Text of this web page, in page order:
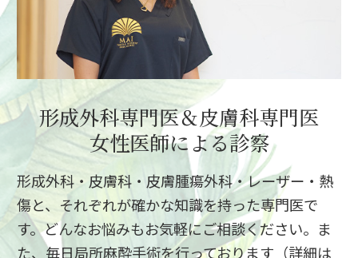
形成外科専門医＆皮膚科専門医
女性医師による診察
形成外科・皮膚科・皮膚腫瘍外科・レーザー・熱
傷と、それぞれが確かな知識を持った専門医で
す。どんなお悩みもお気軽にご相談ください。ま
た、毎日局所麻酔手術を行っております（詳細は